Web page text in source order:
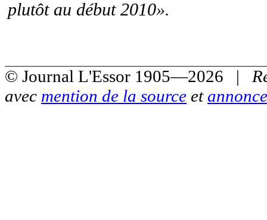
plutôt au début 2010».
© Journal L'Essor 1905—2026 |
avec mention de la source et